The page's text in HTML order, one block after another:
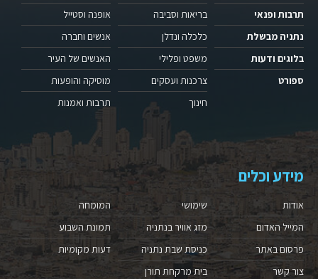
תרבות ופנאי
נתניה מבשלת
בלוגים ודעות
ספורט
בריאות וסביבה
כלכלה ונדלן
משפט ופלילי
צרכנות ועסקים
חינוך
אופנה וסטייל
אנשים וחברה
האנשים של העיר
מוסיקה והופעות
תרבות ואמנות
מידע וכלים
אודות
המייל האדום
פרסום באתר
צור קשר
שימושי
מזג אוויר בנתניה
כניסת שבת נתניה
בית מרקחת תורן
המומחה
תמונת השבוע
דעות מקומיות